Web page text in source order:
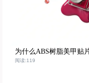
阅读:119